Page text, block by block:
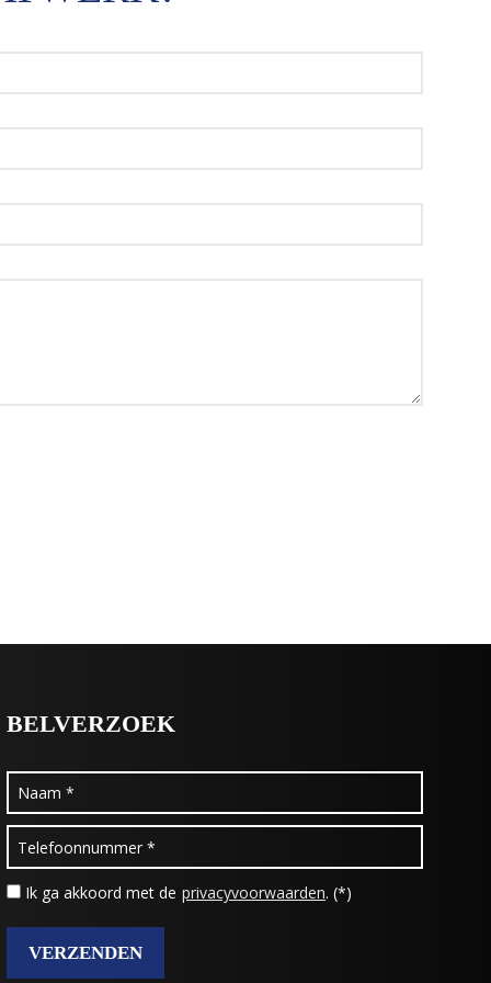
BELVERZOEK
Ik ga akkoord met de privacyvoorwaarden. (*)